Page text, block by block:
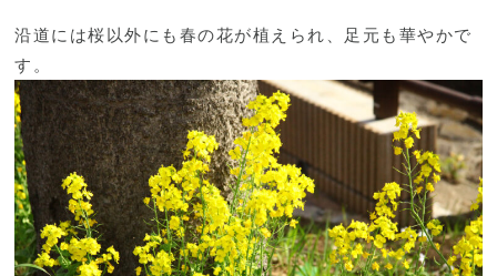
沿道には桜以外にも春の花が植えられ、足元も華やかで
す。